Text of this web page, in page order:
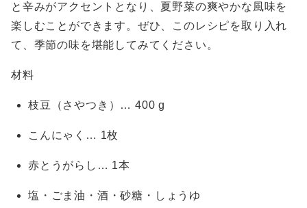
と辛みがアクセントとなり、夏野菜の爽やかな風味を
楽しむことができます。ぜひ、このレシピを取り入れ
て、季節の味を堪能してみてください。
材料
枝豆（さやつき）… 400 g
こんにゃく… 1枚
赤とうがらし… 1本
塩・ごま油・酒・砂糖・しょうゆ